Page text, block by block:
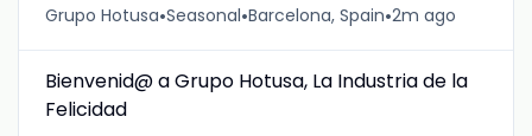
Grupo Hotusa•Seasonal•Barcelona, Spain•2m ago
Bienvenid@ a Grupo Hotusa, La Industria de la
Felicidad